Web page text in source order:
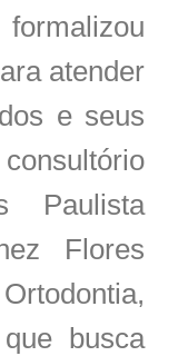
atender
e seus
Paulista
Flores
busca